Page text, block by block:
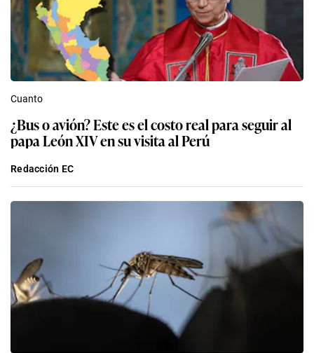
Cuanto
¿Bus o avión? Este es el costo real para seguir al
papa León XIV en su visita al Perú
Redacción EC